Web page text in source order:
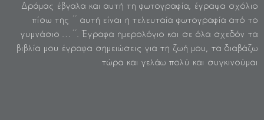
Δράμας έβγαλα και αυτή τη φωτογραφία, έγραψα σχόλιο
πίσω της ΄΄ αυτή είναι η τελευταία φωτογραφία από το
γυμνάσιο …΄΄. Έγραφα ημερολόγιο και σε όλα σχεδόν τα
βιβλία μου έγραφα σημειώσεις για τη ζωή μου, τα διαβάζω
τώρα και γελάω πολύ και συγκινούμαι